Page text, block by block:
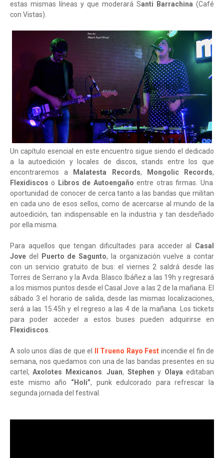
estas mismas líneas y que moderará Santi Barrachina (Café
con Vistas).
Un capítulo esencial en este encuentro sigue siendo el dedicado
a la autoedición y locales de discos, stands entre los que
encontraremos a
Malatesta Records, Mongolic Records,
Flexidiscoso Libros de Autoengaño entre otras firmas. Una
oportunidad de conocer de cerca tanto a las bandas que militan
en cada uno de esos sellos, como de acercarse al mundo de la
autoedición, tan indispensable en la industria y tan desdeñado
por ella misma.
Para aquellos que tengan dificultades para acceder al Casal
Jove del Puerto de Sagunto, la organización vuelve a contar
con un servicio gratuito de bus: el viernes 2 saldrá desde las
Torres de Serrano y la Avda. Blasco Ibáñez a las 19h y regresará
a los mismos puntos desde el Casal Jove a las 2 de la mañana. El
sábado 3 el horario de salida, desde las mismas localizaciones,
será a las 15.45h y el regreso a las 4 de la mañana. Los tickets
para poder acceder a estos buses pueden adquirirse en
Flexidiscos.
A solo unos días de que el II Trueno Rayo Fest incendie el fin de
semana, nos quedamos con una de las bandas presentes en su
cartel,Axolotes Mexicanos.Juan, Stephen y Olaya editaban
este mismo año “Holi”, punk edulcorado para refrescar la
segunda jornada del festival.